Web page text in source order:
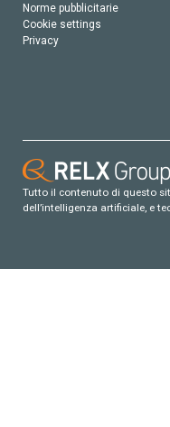
Norme pubblicitarie
Cookie settings
Privacy
Tutto il contenuto di questo
dell’intelligenza artificiale, e